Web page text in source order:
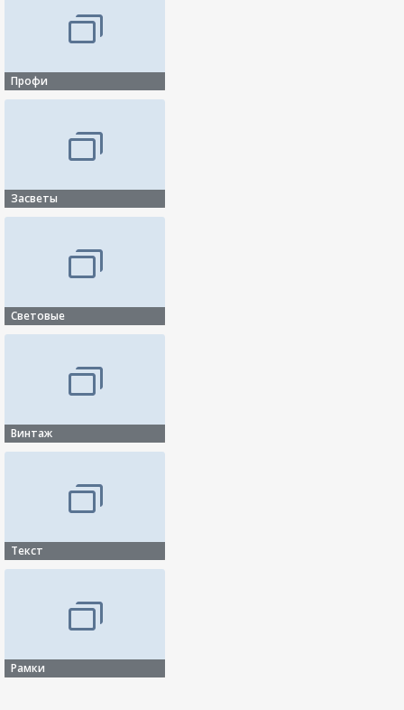
Профи
Засветы
Световые
Винтаж
Текст
Рамки